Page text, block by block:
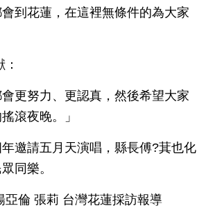
到花蓮，在這裡無條件的為大家
會更努力、更認真，然後希望大家
滾夜晚。」
邀請五月天演唱，縣長傅?萁也化
同樂。
亞倫 張莉 台灣花蓮採訪報導